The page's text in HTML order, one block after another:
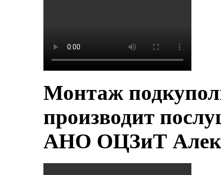
Монтаж
производит
АНО ОЦЗиТ